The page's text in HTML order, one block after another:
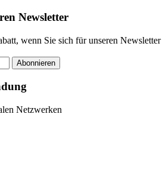
Newsletter
wenn Sie sich für unseren Newsletter
Abonnieren
Netzwerken